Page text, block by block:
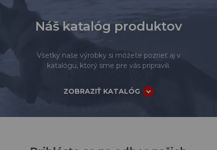
Náš katalóg produktov
Všetky naše výrobky si môžete pozrieť aj v
katalógu, ktorý sme pre vás pripravili.
ZOBRAZIŤ KATALÓG